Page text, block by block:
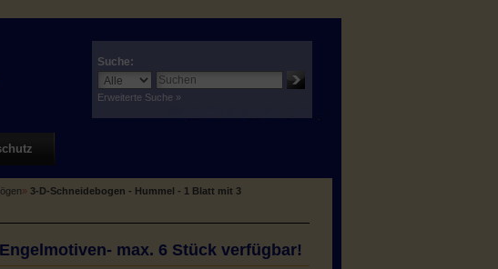
Suche:
Erweiterte Suche »
» 3-D-Schneidebogen - Hummel - 1 Blatt mit 3
max. 6 Stück verfügbar!